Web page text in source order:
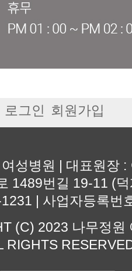
로그인 회원가입
성병원 | 대표원장 :
1489번길 19-11 (
| 사업자등록번
(C) 2023 나무정원
RIGHTS